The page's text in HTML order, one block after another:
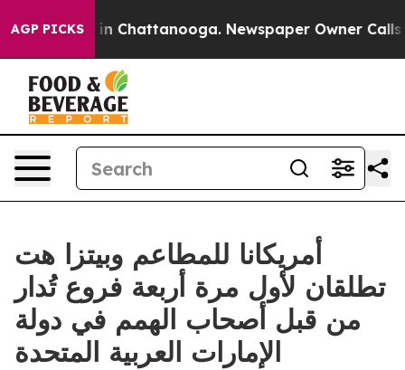
AGP PICKS
Chaos in Chattanooga. Newspaper Owner Calls the
أمريكانا للمطاعم وبيتزا هت
تطلقان لأول مرة أربعة فروع تُدار
من قبل أصحاب الهمم في دولة
الإمارات العربية المتحدة